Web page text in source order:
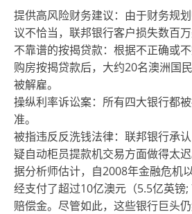
提供高风险财务建议：由于财务规
议不恰当，联邦银行客户损失数百万
不靠谱的按揭贷款：根据不正确或
购房按揭贷款后，大约20名澳洲国
被解雇。
操纵利率诉讼案：所有四大银行都
准。
被指违反反洗钱法律：联邦银行承
疑自动柜员提款机交易方面做得太迟
据分析师估计，自2008年金融危机
经支付了超过10亿澳元（5.5亿英镑
赔偿金。尽管如此，这些银行巨头